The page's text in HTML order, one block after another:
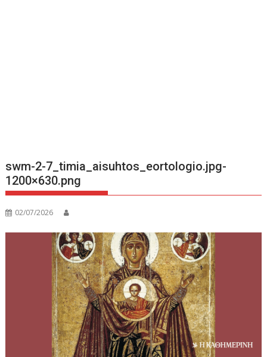
swm-2-7_timia_aisuhtos_eortologio.jpg-
1200×630.png
02/07/2026